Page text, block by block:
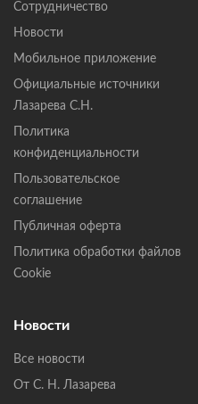
Сотрудничество
Новости
Мобильное приложение
Официальные источники
Лазарева С.Н.
Политика
конфиденциальности
Пользовательское
соглашение
Публичная оферта
Политика обработки файлов
Cookie
Новости
Все новости
От С. Н. Лазарева